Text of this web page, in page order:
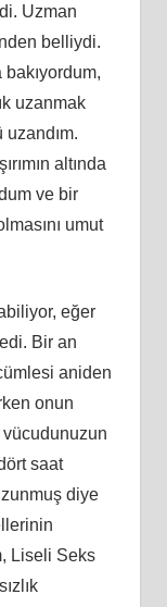
Uzman
belliydi.
uzanmak
altında
ve bir
umut
eğer
Bir an
aniden
onun
vücudunuzun
saat
diye
Liseli Seks